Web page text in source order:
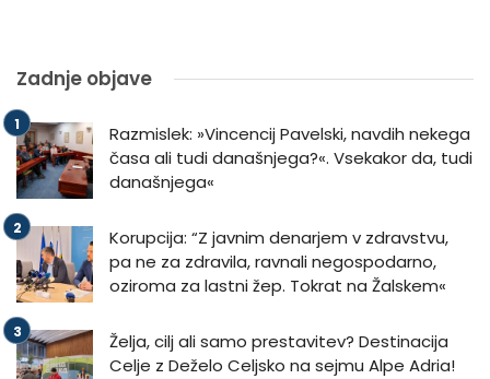
Zadnje objave
Razmislek: »Vincencij Pavelski, navdih nekega
časa ali tudi današnjega?«. Vsekakor da, tudi
današnjega«
Korupcija: “Z javnim denarjem v zdravstvu,
pa ne za zdravila, ravnali negospodarno,
oziroma za lastni žep. Tokrat na Žalskem«
Želja, cilj ali samo prestavitev? Destinacija
Celje z Deželo Celjsko na sejmu Alpe Adria!